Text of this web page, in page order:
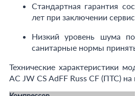
Стандартная гарантия
лет при заключении
Низкий уровень шума
санитарные нормы
Технические характеристики
AC JW CS AdFF Russ CF (ПТС) на